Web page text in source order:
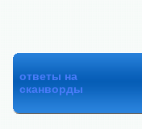
ответы на
сканворды